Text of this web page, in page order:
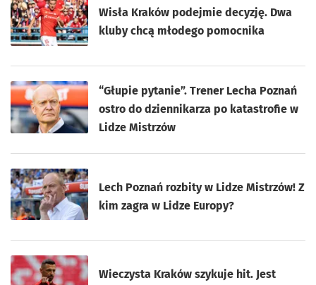
Wisła Kraków podejmie decyzję. Dwa
kluby chcą młodego pomocnika
“Głupie pytanie”. Trener Lecha Poznań
ostro do dziennikarza po katastrofie w
Lidze Mistrzów
Lech Poznań rozbity w Lidze Mistrzów! Z
kim zagra w Lidze Europy?
Wieczysta Kraków szykuje hit. Jest